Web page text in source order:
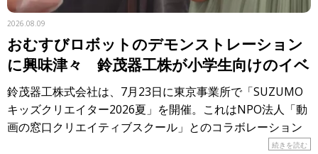
2026.08.09
おむすびロボットのデモンストレーション
に興味津々 鈴茂器工株が小学生向けのイベ
ントを開催！
鈴茂器工株式会社は、7月23日に東京事業所で「SUZUMO
キッズクリエイター2026夏」を開催。これはNPO法人「動
画の窓口クリエイティブスクール」とのコラボレーション
で実現したイベントで、17人の小学生が参加しました。 […]
続きを読む